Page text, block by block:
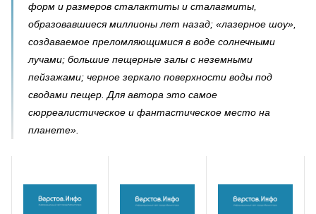
форм и размеров сталактиты и сталагмиты,
образовавшиеся миллионы лет назад; «лазерное шоу»,
создаваемое преломляющимися в воде солнечными
лучами; большие пещерные залы с неземными
пейзажами; черное зеркало поверхности воды под
сводами пещер. Для автора это самое
сюрреалистическое и фантастическое место на
планете».